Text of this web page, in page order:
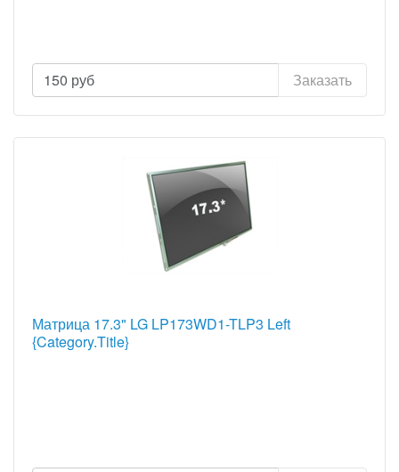
150 руб Заказать
Матрица 17.3" LG LP173WD1-TLP3 Left
{Category.Title}